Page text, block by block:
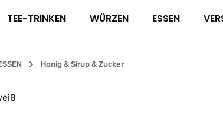
TEE-TRINKEN WÜRZEN ESSEN
Honig & Sirup & Zucker